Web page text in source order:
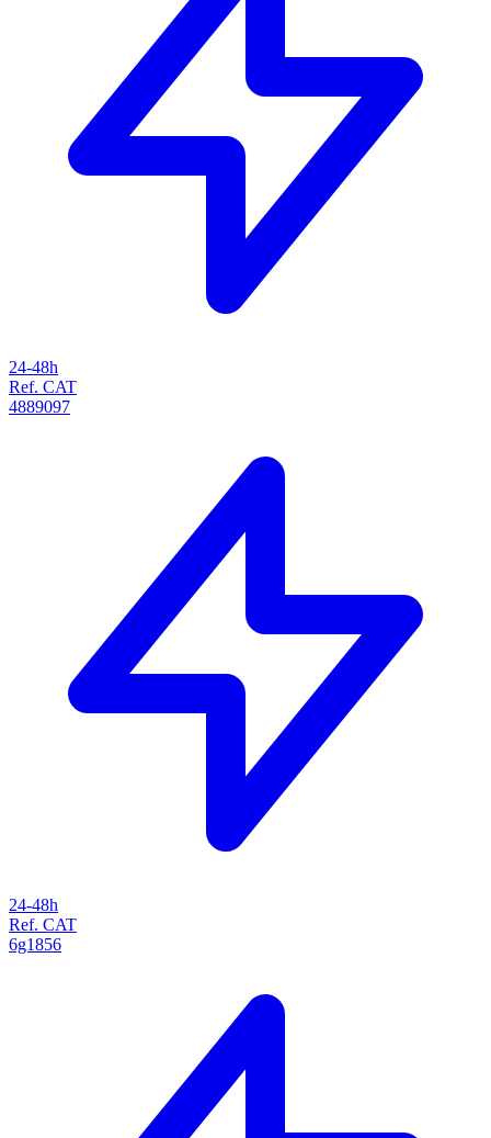
24-48h
Ref. CAT
4889097
24-48h
Ref. CAT
6g1856